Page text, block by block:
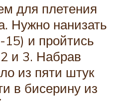
для плетения
Нужно нанизать
15) и пройтись
и 3. Набрав
из пяти штук
в бисерину из